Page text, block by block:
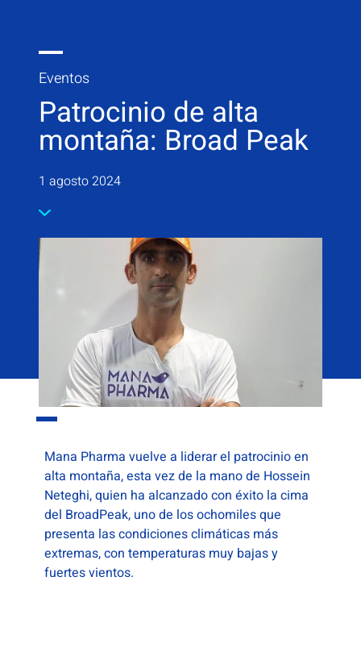
Eventos
Patrocinio de alta
montaña: Broad Peak
1 agosto 2024
Mana Pharma vuelve a liderar el patrocinio en
alta montaña, esta vez de la mano de Hossein
Neteghi, quien ha alcanzado con éxito la cima
del BroadPeak, uno de los ochomiles que
presenta las condiciones climáticas más
extremas, con temperaturas muy bajas y
fuertes vientos.